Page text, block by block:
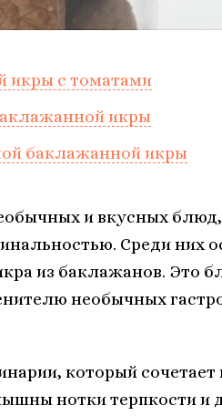
икры с томатами
икры
баклажанной икры
и вкусных
Среди них
из баклажанов. Это
необычных
который сочетает
нотки терпкости и